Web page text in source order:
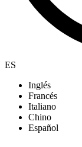
ES
Inglés
Francés
Italiano
Chino
Español